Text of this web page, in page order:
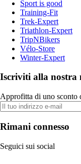
Sport is good
Training-Fit
Trek-Expert
Triathlon-Expert
TripNBikers
Vélo-Store
Winter-Expert
Iscriviti alla nostra
Approfitta di uno sconto
Rimani connesso
Seguici sui social